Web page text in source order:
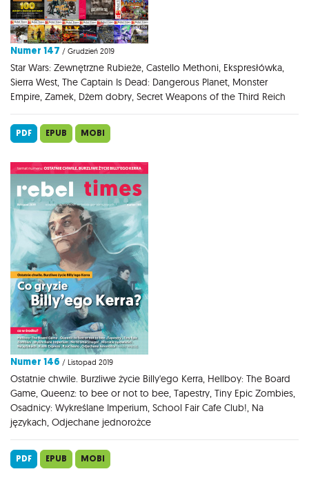
Numer 147 / Grudzień 2019
Star Wars: Zewnętrzne Rubieże, Castello Methoni, Ekspresłówka,
Sierra West, The Captain Is Dead: Dangerous Planet, Monster
Empire, Zamek, Dżem dobry, Secret Weapons of the Third Reich
PDF EPUB MOBI
Numer 146 / Listopad 2019
Ostatnie chwile. Burzliwe życie Billy'ego Kerra, Hellboy: The Board
Game, Queenz: to bee or not to bee, Tapestry, Tiny Epic Zombies,
Osadnicy: Wykreślane Imperium, School Fair Cafe Club!, Na
językach, Odjechane jednorożce
PDF EPUB MOBI